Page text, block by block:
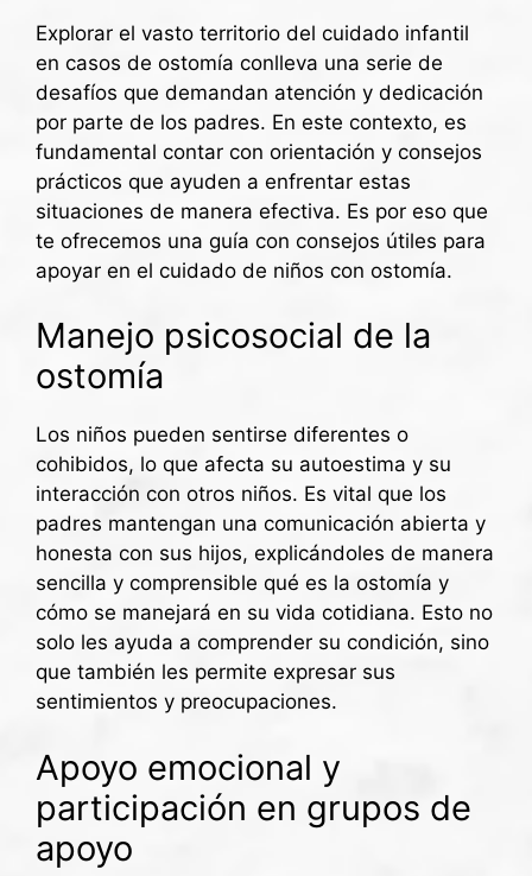
Explorar el vasto territorio del cuidado infantil
en casos de ostomía conlleva una serie de
desafíos que demandan atención y dedicación
por parte de los padres. En este contexto, es
fundamental contar con orientación y consejos
prácticos que ayuden a enfrentar estas
situaciones de manera efectiva. Es por eso que
te ofrecemos una guía con consejos útiles para
apoyar en el cuidado de niños con ostomía.
Manejo psicosocial de la
ostomía
Los niños pueden sentirse diferentes o
cohibidos, lo que afecta su autoestima y su
interacción con otros niños. Es vital que los
padres mantengan una comunicación abierta y
honesta con sus hijos, explicándoles de manera
sencilla y comprensible qué es la ostomía y
cómo se manejará en su vida cotidiana. Esto no
solo les ayuda a comprender su condición, sino
que también les permite expresar sus
sentimientos y preocupaciones.
Apoyo emocional y
participación en grupos de
apoyo